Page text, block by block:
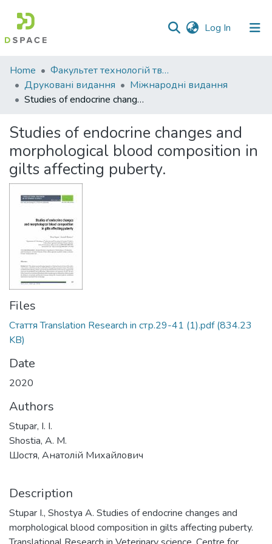
Log In (current)
Communities
&
Collections
Statistics
Home
Факультет технологій тваринництва та продовольства
Друковані видання
Міжнародні видання
Studies of endocrine changes and morphological blood composition in gilts affecting puberty.
Studies of endocrine changes and
morphological blood composition in
gilts affecting puberty.
Files
Стаття Translation Research in стр.29-41 (1).pdf(834.23
KB)
Date
2020
Authors
Stupar, I. I.
Shostia, A. M.
Шостя, Анатолій Михайлович
Description
Stupar I., Shostya A. Studies of endocrine changes and
morphological blood composition in gilts affecting puberty.